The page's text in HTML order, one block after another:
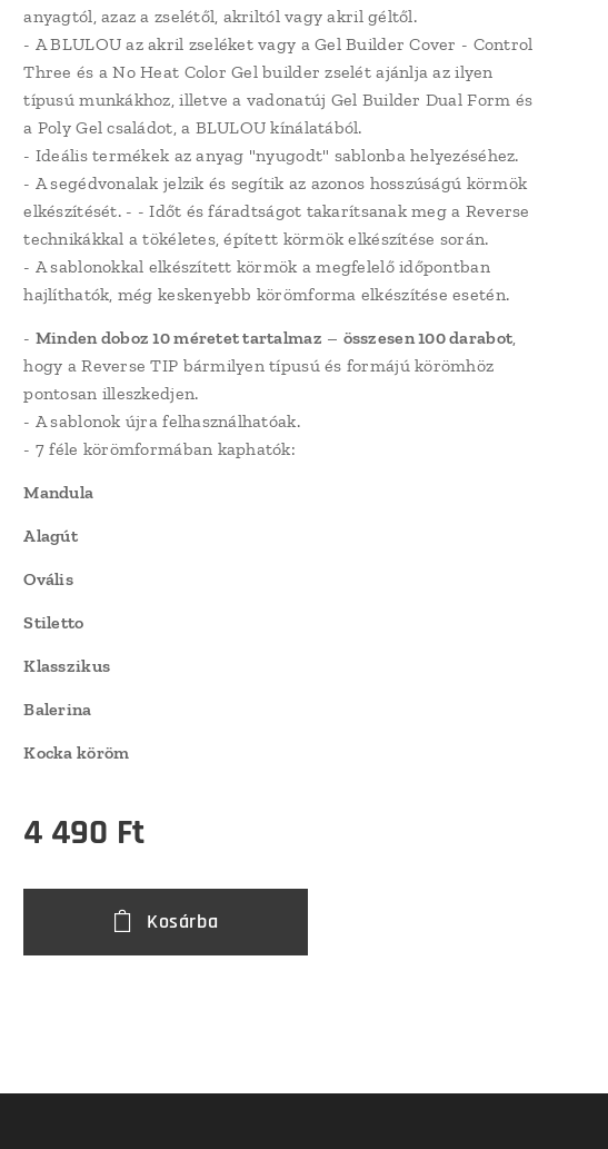
anyagtól, azaz a zselétől, akriltól vagy akril géltől.
- A BLULOU az akril zseléket vagy a Gel Builder Cover - Control
Three és a No Heat Color Gel builder zselét ajánlja az ilyen
típusú munkákhoz, illetve a vadonatúj Gel Builder Dual Form és
a Poly Gel családot, a BLULOU kínálatából.
- Ideális termékek az anyag "nyugodt" sablonba helyezéséhez.
- A segédvonalak jelzik és segítik az azonos hosszúságú körmök
elkészítését. - - Időt és fáradtságot takarítsanak meg a Reverse
technikákkal a tökéletes, épített körmök elkészítése során.
- A sablonokkal elkészített körmök a megfelelő időpontban
hajlíthatók, még keskenyebb körömforma elkészítése esetén.
- Minden doboz 10 méretet tartalmaz – összesen 100 darabot,
hogy a Reverse TIP bármilyen típusú és formájú körömhöz
pontosan illeszkedjen.
- A sablonok újra felhasználhatóak.
- 7 féle körömformában kaphatók:
Mandula
Alagút
Ovális
Stiletto
Klasszikus
Balerina
Kocka köröm
4 490 Ft
Kosárba